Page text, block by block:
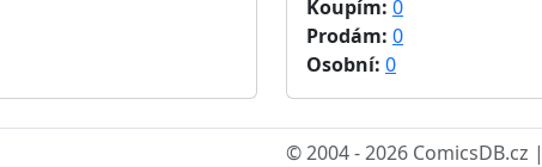
Koupím: 0
Prodám: 0
Osobní: 0
© 2004 - 2026 ComicsDB.cz |